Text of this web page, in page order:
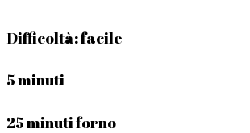
Difficoltà:facile
5 minuti
25 minuti forno